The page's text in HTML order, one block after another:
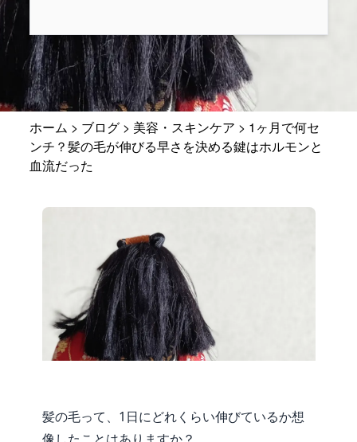
ホーム > ブログ > 美容・スキンケア > 1ヶ月で何セ
ンチ？髪の毛が伸びる早さを決める鍵はホルモンと
血流だった
髪の毛って、1日にどれくらい伸びているか想